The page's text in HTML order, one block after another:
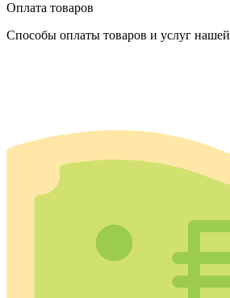
Оплата товаров
Способы оплаты товаров и услуг